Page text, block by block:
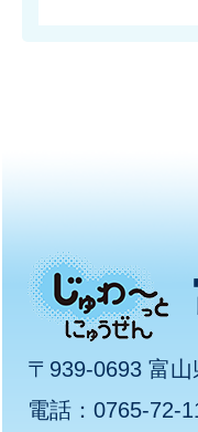
じ
ゅ
わ
〒939-0693 富
電話：0765-